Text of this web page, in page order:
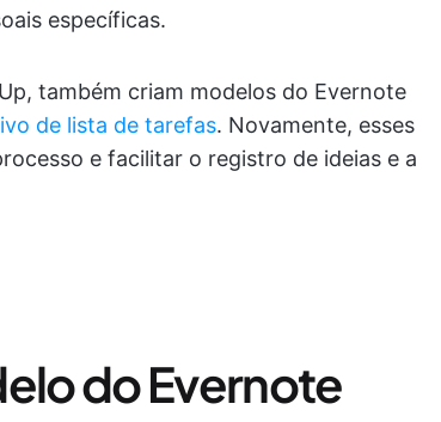
específicas.
também criam modelos do Evernote
de lista de tarefas. Novamente, esses
e facilitar o registro de ideias e a
do Evernote